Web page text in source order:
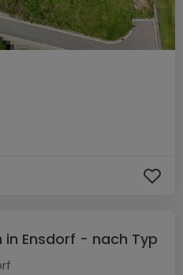
Ensdorf - nach Typ